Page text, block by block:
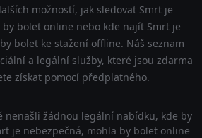
možností, jak sledovat Smrt je
bolet online nebo kde najít Smrt je
bolet ke stažení offline. Náš seznam
a legální služby, které jsou zdarma
získat pomocí předplatného.
nenašli žádnou legální nabídku, kde by
je nebezpečná, mohla by bolet online